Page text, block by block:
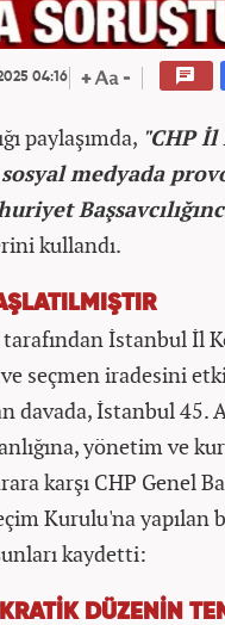
04:16
paylaşımda, "CHP İl
medyada
kullandı.
İstanbul İl
seçmen iradesini
davada, İstanbul 45.
yönetim ve
karşı CHP Genel
Kurulu'na yapılan
kaydetti:
DÜZENİN